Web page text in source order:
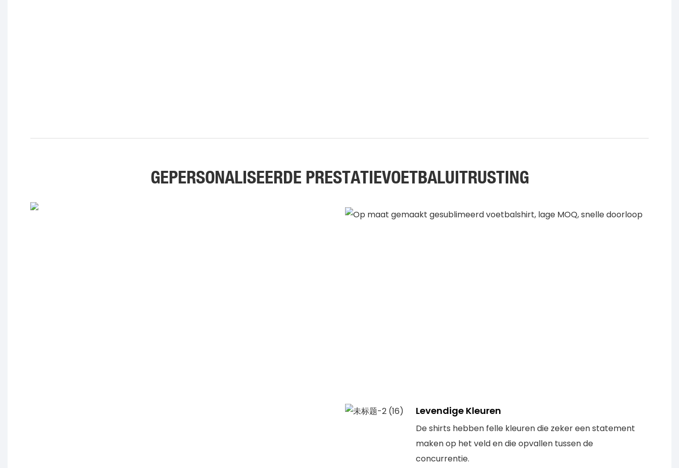
GEPERSONALISEERDE PRESTATIEVOETBALUITRUSTING
Levendige Kleuren
De shirts hebben felle kleuren die zeker een statement
maken op het veld en die opvallen tussen de
concurrentie.